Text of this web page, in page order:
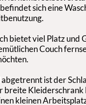
sich eine
bietet viel Platz und
Couch
abgetrennt ist der
breite
kleinen